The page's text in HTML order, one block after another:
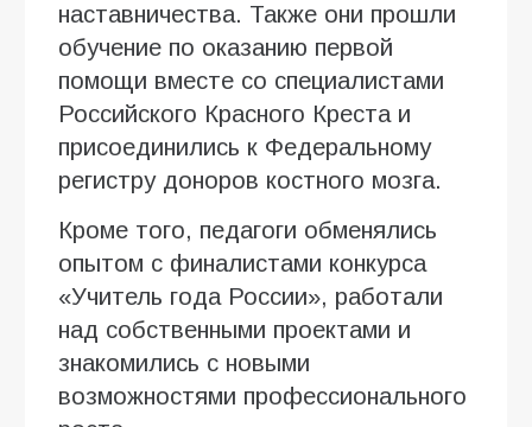
наставничества. Также они прошли
обучение по оказанию первой
помощи вместе со специалистами
Российского Красного Креста и
присоединились к Федеральному
регистру доноров костного мозга.
Кроме того, педагоги обменялись
опытом с финалистами конкурса
«Учитель года России», работали
над собственными проектами и
знакомились с новыми
возможностями профессионального